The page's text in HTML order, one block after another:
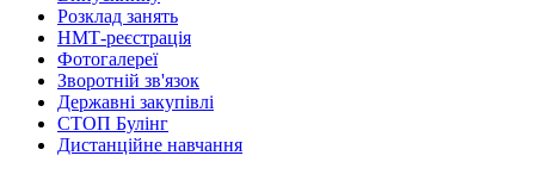
Розклад занять
НМТ-реєстрація
Фотогалереї
Зворотній зв'язок
Державні закупівлі
СТОП Булінг
Дистанційне навчання